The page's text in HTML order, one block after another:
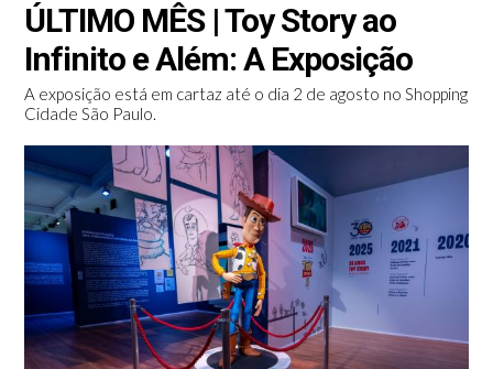
ÚLTIMO MÊS | Toy Story ao
Infinito e Além: A Exposição
A exposição está em cartaz até o dia 2 de agosto no Shopping
Cidade São Paulo.